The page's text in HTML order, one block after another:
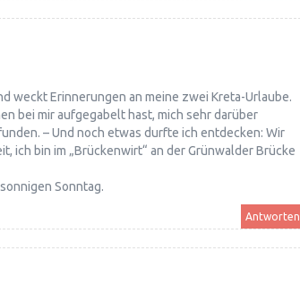
weckt Erinnerungen an meine zwei Kreta-Urlaube.
bei mir aufgegabelt hast, mich sehr darüber
– Und noch etwas durfte ich entdecken: Wir
ich bin im „Brückenwirt“ an der Grünwalder Brücke
Sonntag.
Antworten